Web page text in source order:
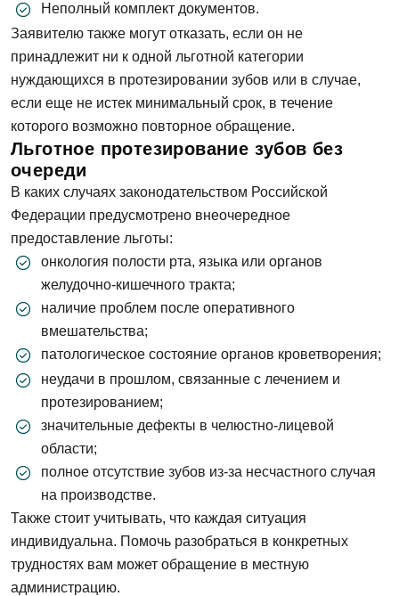
Неполный комплект документов.
Заявителю также могут отказать, если он не
принадлежит ни к одной льготной категории
нуждающихся в протезировании зубов или в случае,
если еще не истек минимальный срок, в течение
которого возможно повторное обращение.
Льготное протезирование зубов без
очереди
В каких случаях законодательством Российской
Федерации предусмотрено внеочередное
предоставление льготы:
онкология полости рта, языка или органов
желудочно-кишечного тракта;
наличие проблем после оперативного
вмешательства;
патологическое состояние органов кроветворения;
неудачи в прошлом, связанные с лечением и
протезированием;
значительные дефекты в челюстно-лицевой
области;
полное отсутствие зубов из-за несчастного случая
на производстве.
Также стоит учитывать, что каждая ситуация
индивидуальна. Помочь разобраться в конкретных
трудностях вам может обращение в местную
администрацию.